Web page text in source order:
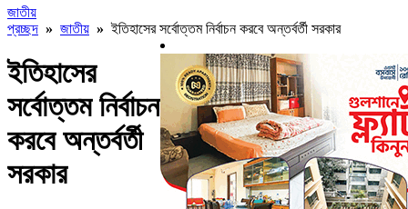
জাতীয়
প্রচ্ছদ » জাতীয় »ইতিহাসের সর্বোত্তম নির্বাচন করবে অন্তর্বর্তী সরকার
ইতিহাসের
সর্বোত্তম নির্বাচন
করবে অন্তর্বর্তী
সরকার